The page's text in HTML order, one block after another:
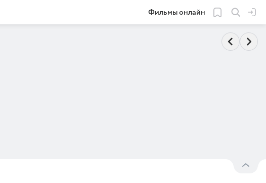
Фильмы онлайн